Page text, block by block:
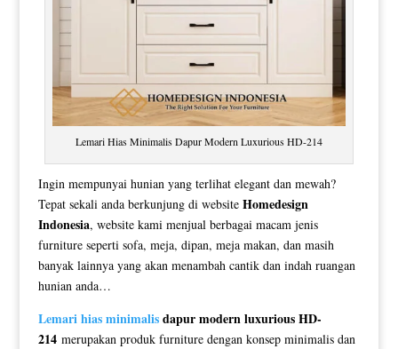
Lemari Hias Minimalis Dapur Modern Luxurious HD-214
Ingin mempunyai hunian yang terlihat elegant dan mewah?
Tepat sekali anda berkunjung di website Homedesign
Indonesia, website kami menjual berbagai macam jenis
furniture seperti sofa, meja, dipan, meja makan, dan masih
banyak lainnya yang akan menambah cantik dan indah ruangan
hunian anda…
Lemari hias minimalisdapur modern luxurious HD-
214merupakan produk furniture dengan konsep minimalis dan